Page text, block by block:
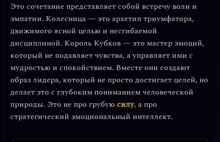
Это сочетание представляет собой встречу воли и
эмпатии. Колесница— это архетип триумфатора,
движимого ясной целью и несгибаемой
дисциплиной. Король Кубков— это мастер эмоций,
который не подавляет чувства, а управляет ими с
мудростью и спокойствием. Вместе они создают
образ лидера, который не просто достигает целей, но
делает это с глубоким пониманием человеческой
природы. Это не про грубую силу, а про
стратегический эмоциональный интеллект.